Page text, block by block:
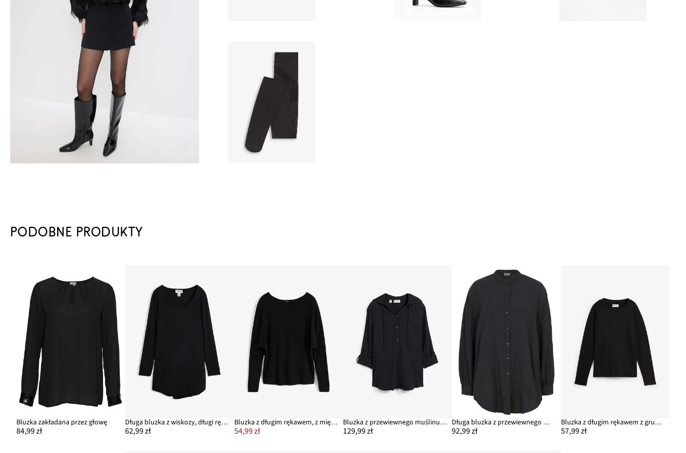
PODOBNE PRODUKTY
Bluzka zakładana przez głowę
84,99 zł
Długa bluzka z wiskozy, długi rękaw
62,99 zł
Bluzka z długim rękawem, z miękkiej mieszanki wiskozy
54,99 zł
Bluzka z przewiewnego muślinu z czystej bawełny
129,99 zł
Długa bluzka z przewiewnego muślinu, z czystej bawełny
92,99 zł
Bluzka z długim rękawem z grubej bawełny organicznej
57,99 zł